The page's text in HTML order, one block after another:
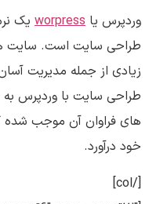
وردپرس یا worpress یک
طراحی سایت است. سایت
زیادی از جمله مدیریت
طراحی سایت با وردپرس به
خود درآورد.
[/col]